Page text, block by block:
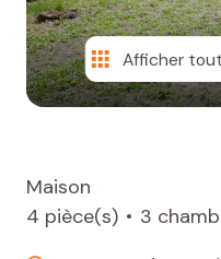
Afficher
Maison
4 pièce(s)
3